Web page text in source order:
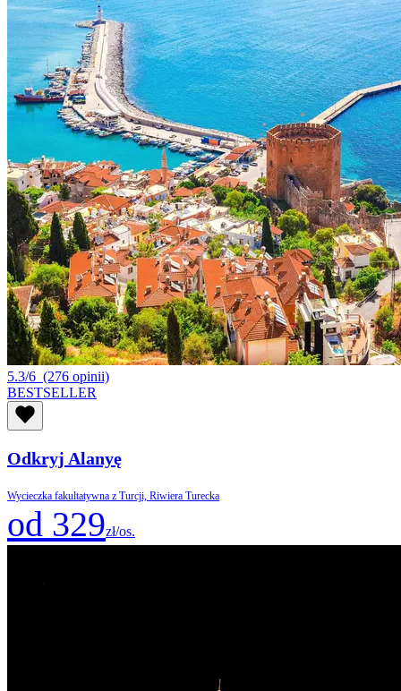
5.3/6 (276 opinii)
BESTSELLER
Odkryj Alanyę
Wycieczka fakultatywna z Turcji, Riwiera Turecka
od 329zł/os.